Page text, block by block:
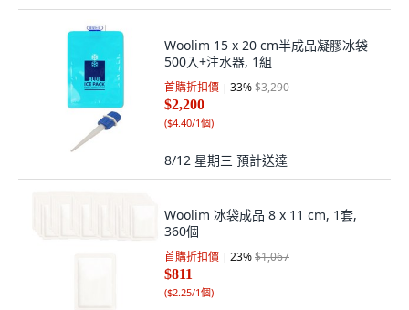
Woolim 15 x 20 cm半成品凝膠冰袋
500入+注水器, 1組
首購折扣價 33%$3,290
$2,200
($4.40/1個)
8/12 星期三 預計送達
Woolim 冰袋成品 8 x 11 cm, 1套,
360個
首購折扣價 23%$1,067
$811
($2.25/1個)